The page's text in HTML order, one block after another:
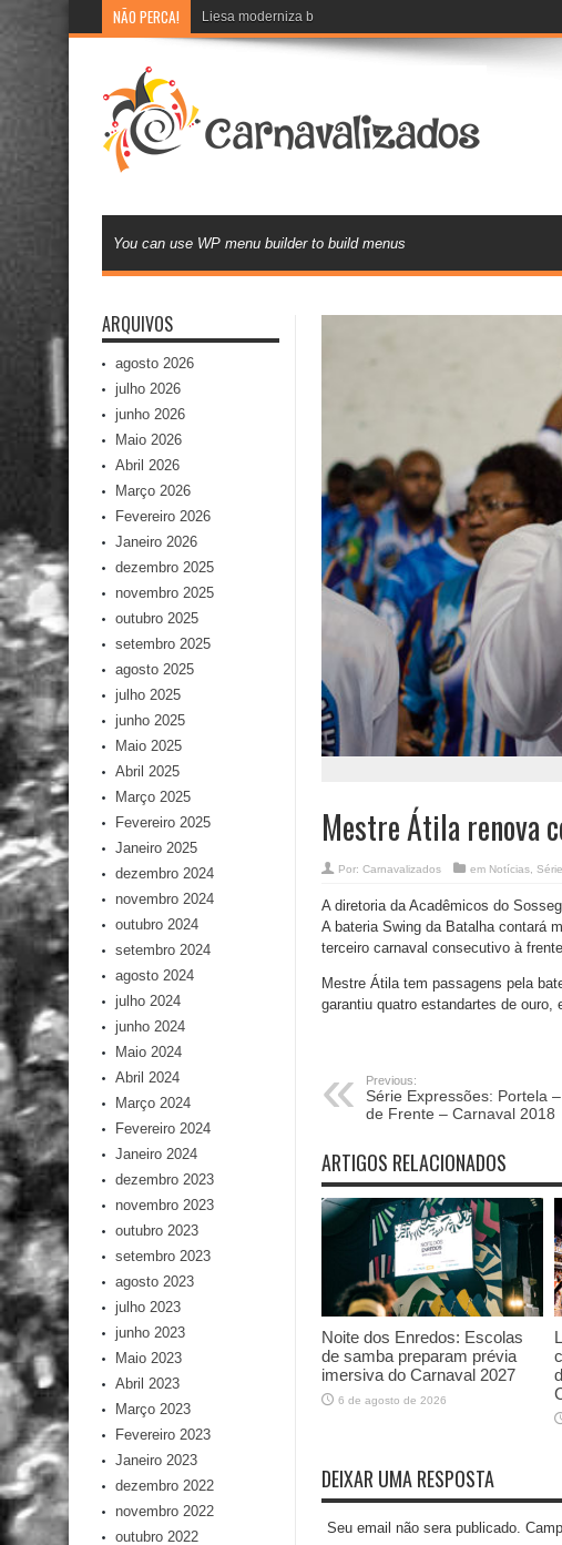
NÃO PERCA! Liesa moderniza banco de currículos e inova na seleç
You can use WP menu builder to build menus
Mestre Átila renova
Por: Carnavalizados em Notícias
A diretoria da Acadêmicos do
A bateria Swing da Batalha contará
terceiro carnaval consecutivo à
Mestre Átila tem passagens pela
garantiu quatro estandartes de ouro,
Previous:
Série Expressões: Portela
de Frente – Carnaval 2018
ARTIGOS RELACIONADOS
Noite dos Enredos: Escolas
de samba preparam prévia
imersiva do Carnaval 2027
6 de agosto de 2026
DEIXAR UMA RESPOSTA
Seu email não sera publicado.
ARQUIVOS
agosto 2026
julho 2026
junho 2026
Maio 2026
Abril 2026
Março 2026
Fevereiro 2026
Janeiro 2026
dezembro 2025
novembro 2025
outubro 2025
setembro 2025
agosto 2025
julho 2025
junho 2025
Maio 2025
Abril 2025
Março 2025
Fevereiro 2025
Janeiro 2025
dezembro 2024
novembro 2024
outubro 2024
setembro 2024
agosto 2024
julho 2024
junho 2024
Maio 2024
Abril 2024
Março 2024
Fevereiro 2024
Janeiro 2024
dezembro 2023
novembro 2023
outubro 2023
setembro 2023
agosto 2023
julho 2023
junho 2023
Maio 2023
Abril 2023
Março 2023
Fevereiro 2023
Janeiro 2023
dezembro 2022
novembro 2022
outubro 2022